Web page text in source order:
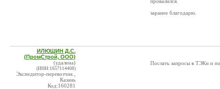
заранее благодарю.
ИЛЮШИН Д.С.
(ПромСтрой, ООО)
(удалена)
(ИНН:1657114408)
Экспедитор-перевозчик ,
Казань
Код:160281
Послать запросы в ТЭКи и